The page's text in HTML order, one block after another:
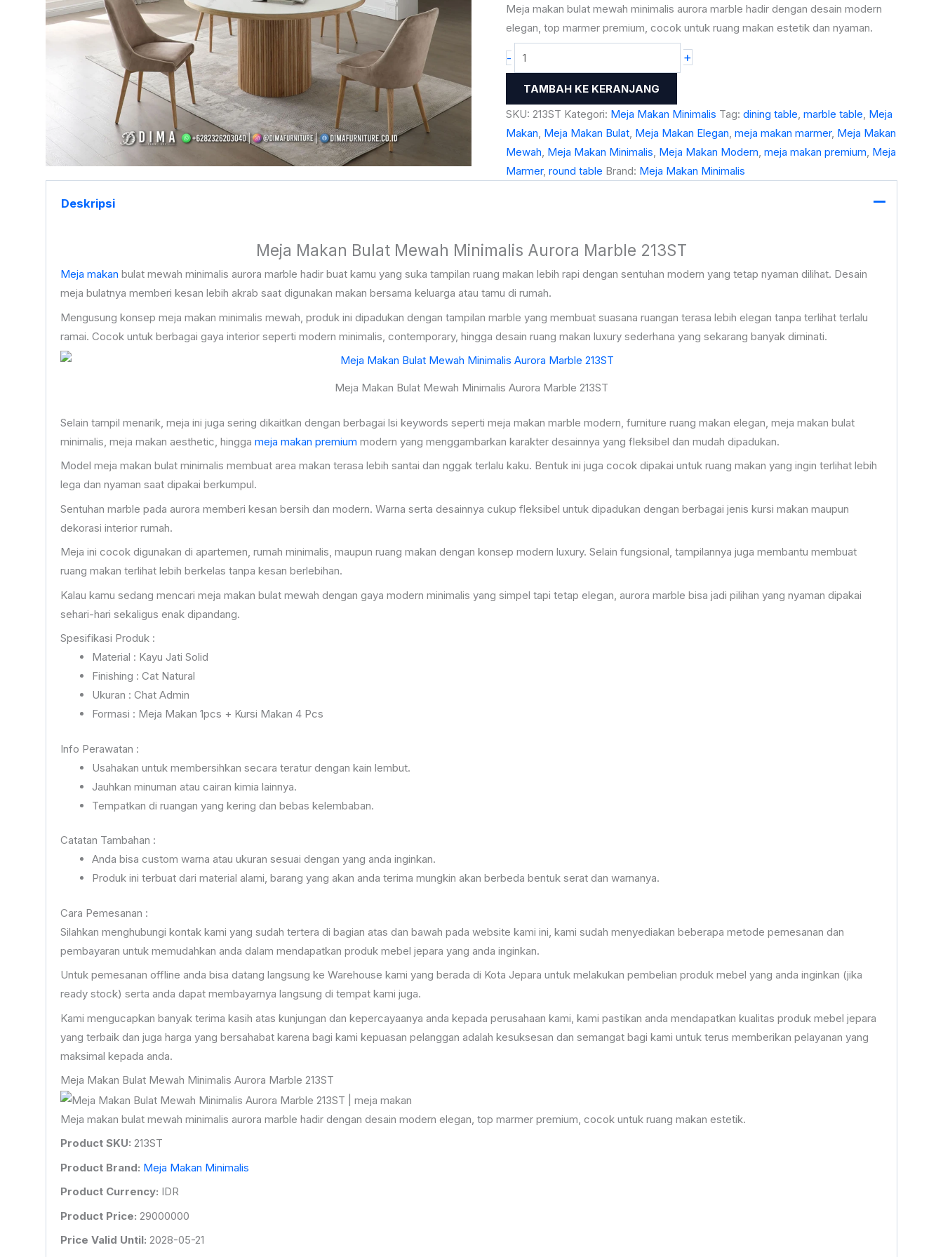
Meja makan bulat mewah minimalis aurora marble hadir dengan desain modern
elegan, top marmer premium, cocok untuk ruang makan estetik dan nyaman.
-
213ST
+
TAMBAH KE KERANJANG
SKU: 213ST Kategori: Meja Makan Minimalis Tag: dining table, marble table, Meja
Makan, Meja Makan Bulat, Meja Makan Elegan, meja makan marmer, Meja Makan
Mewah, Meja Makan Minimalis, Meja Makan Modern, meja makan premium, Meja
Marmer, round table Brand: Meja Makan Minimalis
Deskripsi
Meja Makan Bulat Mewah Minimalis Aurora Marble 213ST
Meja makan bulat mewah minimalis aurora marble hadir buat kamu yang suka tampilan ruang makan lebih rapi dengan sentuhan modern yang tetap nyaman dilihat. Desain
meja bulatnya memberi kesan lebih akrab saat digunakan makan bersama keluarga atau tamu di rumah.
Mengusung konsep meja makan minimalis mewah, produk ini dipadukan dengan tampilan marble yang membuat suasana ruangan terasa lebih elegan tanpa terlihat terlalu
ramai. Cocok untuk berbagai gaya interior seperti modern minimalis, contemporary, hingga desain ruang makan luxury sederhana yang sekarang banyak diminati.
Meja Makan Bulat Mewah Minimalis Aurora Marble 213ST
Selain tampil menarik, meja ini juga sering dikaitkan dengan berbagai lsi keywords seperti meja makan marble modern, furniture ruang makan elegan, meja makan bulat
minimalis, meja makan aesthetic, hingga meja makan premium modern yang menggambarkan karakter desainnya yang fleksibel dan mudah dipadukan.
Model meja makan bulat minimalis membuat area makan terasa lebih santai dan nggak terlalu kaku. Bentuk ini juga cocok dipakai untuk ruang makan yang ingin terlihat lebih
lega dan nyaman saat dipakai berkumpul.
Sentuhan marble pada aurora memberi kesan bersih dan modern. Warna serta desainnya cukup fleksibel untuk dipadukan dengan berbagai jenis kursi makan maupun
dekorasi interior rumah.
Meja ini cocok digunakan di apartemen, rumah minimalis, maupun ruang makan dengan konsep modern luxury. Selain fungsional, tampilannya juga membantu membuat
ruang makan terlihat lebih berkelas tanpa kesan berlebihan.
Kalau kamu sedang mencari meja makan bulat mewah dengan gaya modern minimalis yang simpel tapi tetap elegan, aurora marble bisa jadi pilihan yang nyaman dipakai
sehari-hari sekaligus enak dipandang.
Spesifikasi Produk :
Material : Kayu Jati Solid
Finishing : Cat Natural
Ukuran : Chat Admin
Formasi : Meja Makan 1pcs + Kursi Makan 4 Pcs
Info Perawatan :
Usahakan untuk membersihkan secara teratur dengan kain lembut.
Jauhkan minuman atau cairan kimia lainnya.
Tempatkan di ruangan yang kering dan bebas kelembaban.
Catatan Tambahan :
Anda bisa custom warna atau ukuran sesuai dengan yang anda inginkan.
Produk ini terbuat dari material alami, barang yang akan anda terima mungkin akan berbeda bentuk serat dan warnanya.
Cara Pemesanan :
Silahkan menghubungi kontak kami yang sudah tertera di bagian atas dan bawah pada website kami ini, kami sudah menyediakan beberapa metode pemesanan dan
pembayaran untuk memudahkan anda dalam mendapatkan produk mebel jepara yang anda inginkan.
Untuk pemesanan offline anda bisa datang langsung ke Warehouse kami yang berada di Kota Jepara untuk melakukan pembelian produk mebel yang anda inginkan (jika
ready stock) serta anda dapat membayarnya langsung di tempat kami juga.
Kami mengucapkan banyak terima kasih atas kunjungan dan kepercayaanya anda kepada perusahaan kami, kami pastikan anda mendapatkan kualitas produk mebel jepara
yang terbaik dan juga harga yang bersahabat karena bagi kami kepuasan pelanggan adalah kesuksesan dan semangat bagi kami untuk terus memberikan pelayanan yang
maksimal kepada anda.
Meja Makan Bulat Mewah Minimalis Aurora Marble 213ST
Meja makan bulat mewah minimalis aurora marble hadir dengan desain modern elegan, top marmer premium, cocok untuk ruang makan estetik.
Product SKU: 213ST
Product Brand: Meja Makan Minimalis
Product Currency: IDR
Product Price: 29000000
Price Valid Until: 2028-05-21